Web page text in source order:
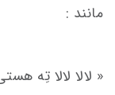
مانند :
« لالا لالا تِه